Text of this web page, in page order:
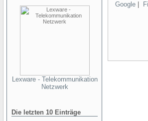
Lexware - Telekommunikation
Netzwerk
Die letzten 10 Einträge
Google